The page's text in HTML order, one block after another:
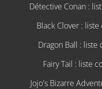
Détective Conan :
Black Clover :
Dragon Ball :
Fairy Tail : liste
Jojo's Bizarre